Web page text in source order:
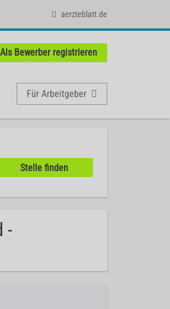
aerzteblatt.de
Als Bewerber registrieren
Für Arbeitgeber
-